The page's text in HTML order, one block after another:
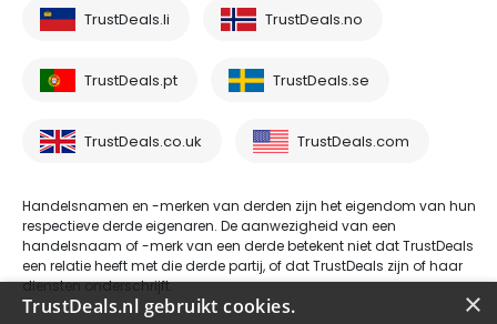
TrustDeals.li TrustDeals.no
TrustDeals.pt TrustDeals.se
TrustDeals.co.uk TrustDeals.com
Handelsnamen en -merken van derden zijn het eigendom van hun
respectieve derde eigenaren. De aanwezigheid van een
handelsnaam of -merk van een derde betekent niet dat TrustDeals
een relatie heeft met die derde partij, of dat TrustDeals zijn of haar
diensten onderschrijft.
×
TrustDeals.nl gebruikt cookies.